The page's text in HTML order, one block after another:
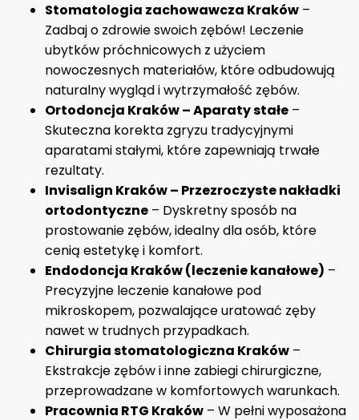
Stomatologia zachowawcza Kraków –
Zadbaj o zdrowie swoich zębów! Leczenie
ubytków próchnicowych z użyciem
nowoczesnych materiałów, które odbudowują
naturalny wygląd i wytrzymałość zębów.
Ortodoncja Kraków – Aparaty stałe –
Skuteczna korekta zgryzu tradycyjnymi
aparatami stałymi, które zapewniają trwałe
rezultaty.
Invisalign Kraków – Przezroczyste nakładki
ortodontyczne – Dyskretny sposób na
prostowanie zębów, idealny dla osób, które
cenią estetykę i komfort.
Endodoncja Kraków (leczenie kanałowe) –
Precyzyjne leczenie kanałowe pod
mikroskopem, pozwalające uratować zęby
nawet w trudnych przypadkach.
Chirurgia stomatologiczna Kraków –
Ekstrakcje zębów i inne zabiegi chirurgiczne,
przeprowadzane w komfortowych warunkach.
Pracownia RTG Kraków – W pełni wyposażona